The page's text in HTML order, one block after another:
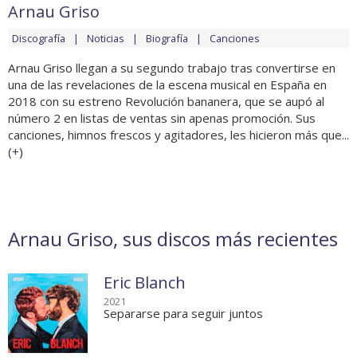
Arnau Griso
Discografía Noticias Biografía Canciones
Arnau Griso llegan a su segundo trabajo tras convertirse en
una de las revelaciones de la escena musical en España en
2018 con su estreno Revolución bananera, que se aupó al
número 2 en listas de ventas sin apenas promoción. Sus
canciones, himnos frescos y agitadores, les hicieron más que...
(+)
Arnau Griso, sus discos más recientes
Eric Blanch
2021
Separarse para seguir juntos